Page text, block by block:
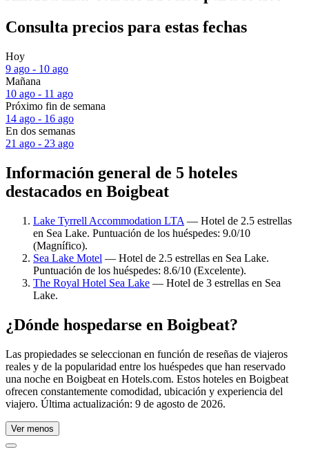
Consulta precios para estas fechas
Hoy
9 ago - 10 ago
Mañana
10 ago - 11 ago
Próximo fin de semana
14 ago - 16 ago
En dos semanas
21 ago - 23 ago
Información general de 5 hoteles
destacados en Boigbeat
Lake Tyrrell Accommodation LTA — Hotel de 2.5 estrellas
en Sea Lake. Puntuación de los huéspedes: 9.0/10
(Magnífico).
Sea Lake Motel — Hotel de 2.5 estrellas en Sea Lake.
Puntuación de los huéspedes: 8.6/10 (Excelente).
The Royal Hotel Sea Lake — Hotel de 3 estrellas en Sea
Lake.
¿Dónde hospedarse en Boigbeat?
Las propiedades se seleccionan en función de reseñas de viajeros
reales y de la popularidad entre los huéspedes que han reservado
una noche en Boigbeat en Hotels.com. Estos hoteles en Boigbeat
ofrecen constantemente comodidad, ubicación y experiencia del
viajero. Última actualización: 9 de agosto de 2026.
Ver menos